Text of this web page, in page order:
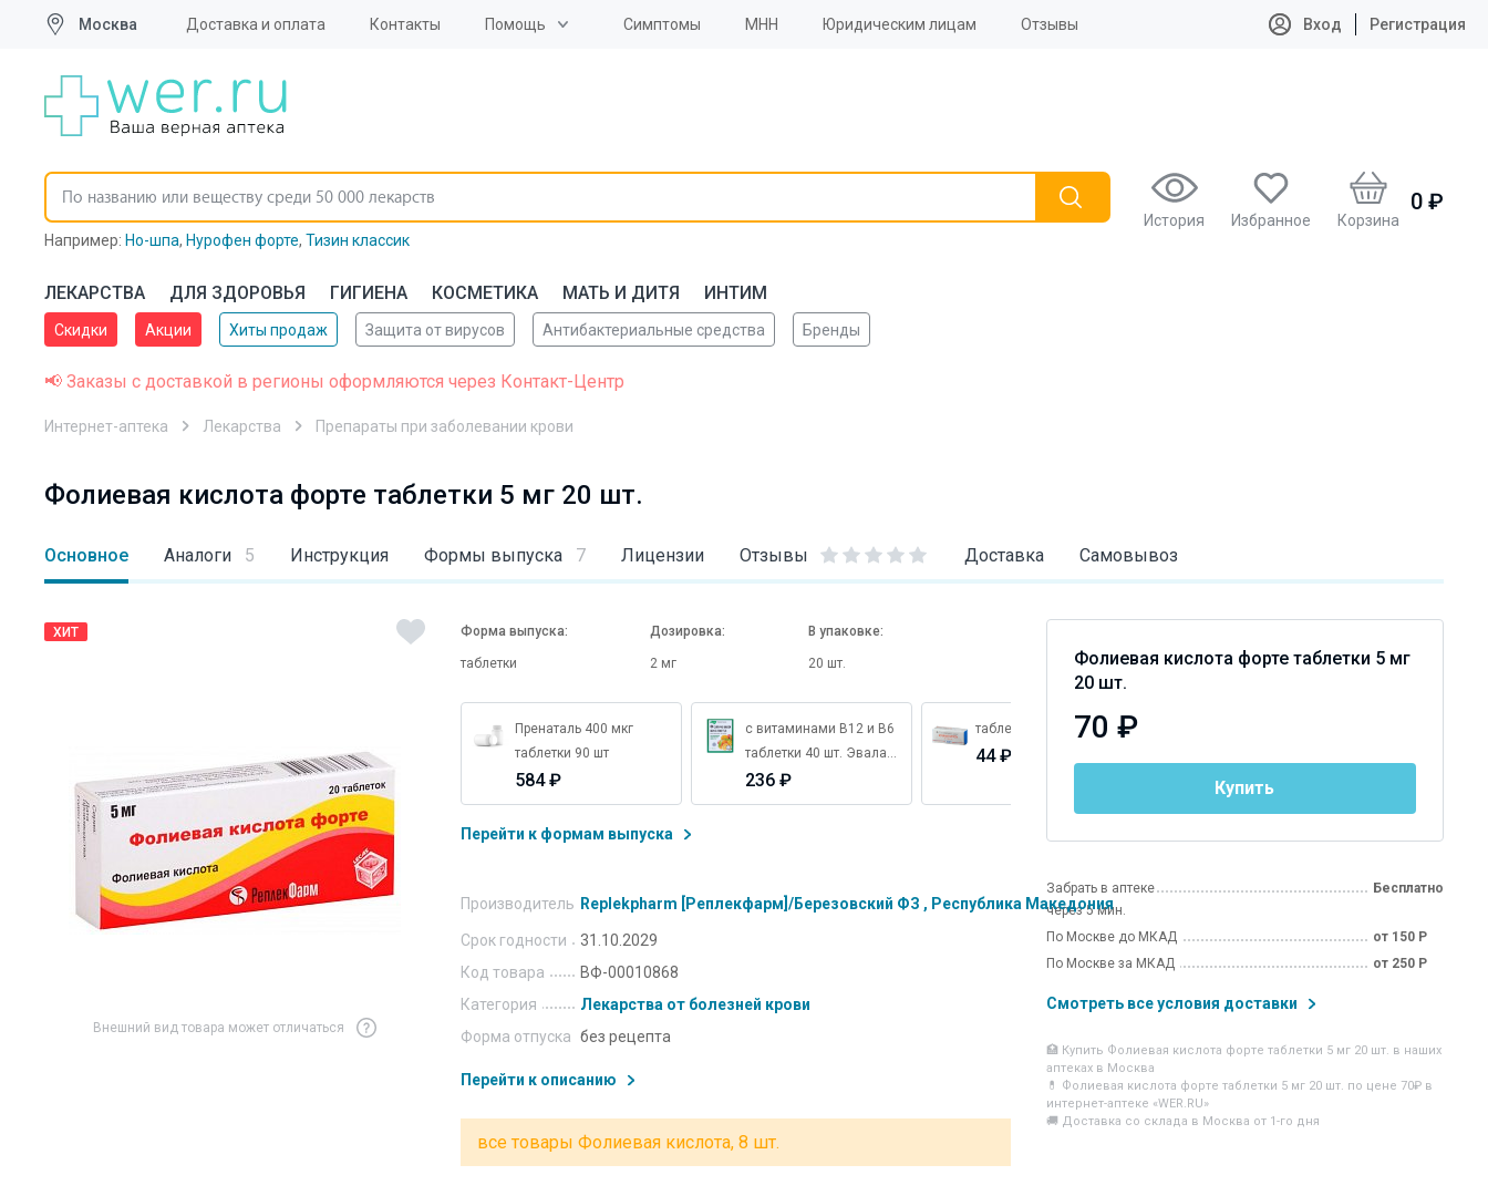
Москва Доставка и оплата Контакты Помощь Симптомы МНН Юридическим лицам Отзывы Вход Регистрация
История Избранное Корзина
0 ₽
Например: Но-шпа, Нурофен форте, Тизин классик
ЛЕКАРСТВА ДЛЯ ЗДОРОВЬЯ ГИГИЕНА КОСМЕТИКА МАТЬ И ДИТЯ ИНТИМ
Скидки Акции Хиты продаж Защита от вирусов Антибактериальные средства Бренды
📢 Заказы с доставкой в регионы оформляются через Контакт-Центр
Интернет-аптека Лекарства Препараты при заболевании крови
Фолиевая кислота форте таблетки 5 мг 20 шт.
Основное Аналоги 5 Инструкция Формы выпуска 7 Лицензии Отзывы Доставка Самовывоз
ХИТ
Внешний вид товара может отличаться
Фолиевая кислота форте таблетки 5 мг
20 шт.
70 ₽
Купить
Забрать в аптеке
через 5 мин.
Бесплатно
По Москве до МКАД
от 150 Р
По Москве за МКАД
от 250 Р
Смотреть все условия доставки
🏥 Купить Фолиевая кислота форте таблетки 5 мг 20 шт. в наших
аптеках в Москва
💊 Фолиевая кислота форте таблетки 5 мг 20 шт. по цене 70₽ в
интернет-аптеке «WER.RU»
🚚 Доставка со склада в Москва от 1-го дня
Форма выпуска:
таблетки
Дозировка:
2 мг
В упаковке:
20 шт.
Пренаталь 400 мкг
таблетки 90 шт
584 ₽
с витаминами В12 и В6
таблетки 40 шт. Эвалар
(БАД)
236 ₽
таблетки 1 мг 50 шт.
44 ₽
Перейти к формам выпуска
Производитель Replekpharm [Реплекфарм]/Березовский ФЗ , Республика Македония
Срок годности
31.10.2029
Код товара
ВФ-00010868
Категория
Лекарства от болезней крови
Форма отпуска без рецепта
Перейти к описанию
все товары Фолиевая кислота, 8 шт.